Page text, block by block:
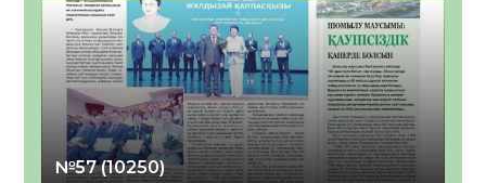
№57 (10250)